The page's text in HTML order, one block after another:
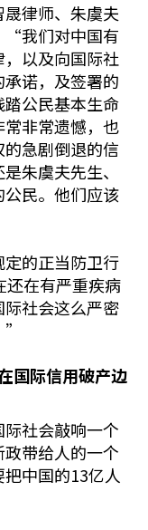
律师、朱虞夫
“我们对中国有
以及向国际社
诺，及签署的
公民基本生命
非常遗憾，也
急剧倒退的信
朱虞夫先生、
民。他们应该
的正当防卫行
还在有严重疾病
社会这么严密
国际信用破产边
社会敲响一个
带给人的一个
中国的13亿人